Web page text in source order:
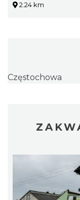
2.24 km
Częstochowa